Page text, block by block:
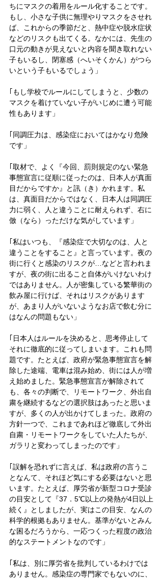
ちにマスクの着用をルール化することです。
もし、小さな子供に無理やりマスクをさせれ
ば、これからの季節だと、熱中症や脱水症状
などのリスクも出てくる。なかには、先生の
口元の動きが見えないと内容を聞き取れない
子もいるし、閉塞感（へいそくかん）がつら
いという子もいるでしょう」
｢もし学校でルールにしてしまうと、少数の
マスクを着けていない子がいじめに遭う可能
性もあります」
｢同調圧力は、感染症においてはかなり危険
です」
｢取材で、よく『今回、罰則規定のない緊急
事態宣言に従順に従ったのは、日本人が真面
目だからですか』と訊（き）かれます。私
は、真面目だからではなく、日本人は同調圧
力に弱く、人と違うことに耐えられず、右に
倣（なら）っただけな気がしています」
｢私はいつも、『感染症で大切なのは、人と
違うことをすること』と言っています。夜の
街に行くと感染のリスクが…などと言われま
すが、夜の街に出ること自体がいけないわけ
ではありません。人が密集している繁華街の
飲み屋に行けば、それはリスクがあります
が、あまり人がいないようなお店で飲む分に
はなんの問題もない」
｢日本人はルールを決めると、思考停止して
それに徹底的に従ってしまいます。これも問
題です。たとえば、政府が緊急事態宣言を解
除した途端、電車は混み始め、街には人が増
え始めました。緊急事態宣言が解除されて
も、各々の判断で、リモートワーク、外出自
粛を継続するなどの選択肢はあったと思いま
すが、多くの人が出かけてしまった。政府の
方針一つで、これまであれほど徹底して外出
自粛・リモートワークをしていた人たちが、
ガラリと変わってしまったのです」
｢誤解を恐れずに言えば、私は政府の言うこ
となんて、それほど気にする必要はないと思
います。たとえば、厚労省が新型コロナ受診
の目安として『37．5℃以上の発熱が4日以上
続く』としましたが、実はこの目安、なんの
科学的根拠もありません。基準がないとみん
な困るだろうから、一応つくった程度の政治
的なステートメントなのです」
｢私は、別に厚労省を批判しているわけでは
ありません。感染症の専門家でもないのに、